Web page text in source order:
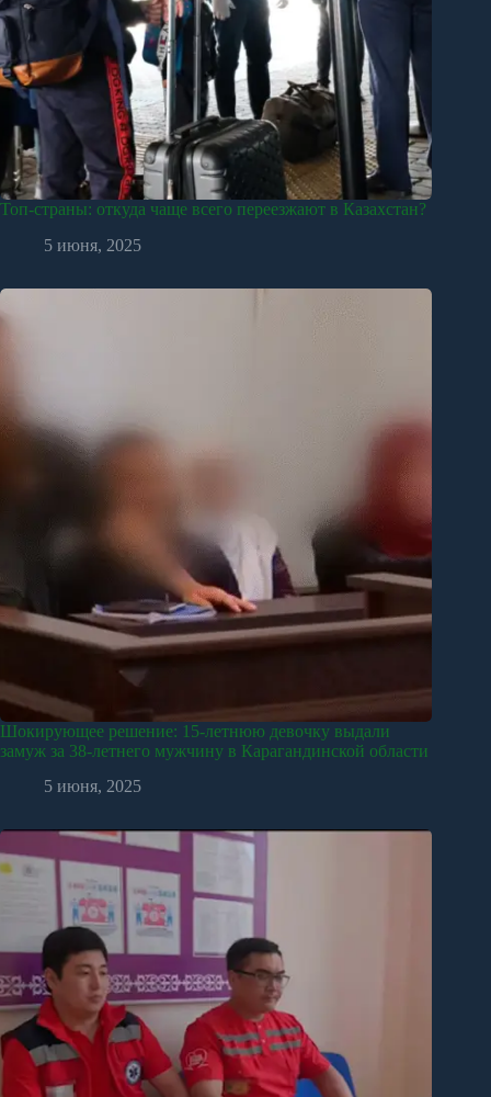
Топ-страны: откуда чаще всего переезжают в Казахстан?
5 июня, 2025
Шокирующее решение: 15-летнюю девочку выдали
замуж за 38-летнего мужчину в Карагандинской области
5 июня, 2025